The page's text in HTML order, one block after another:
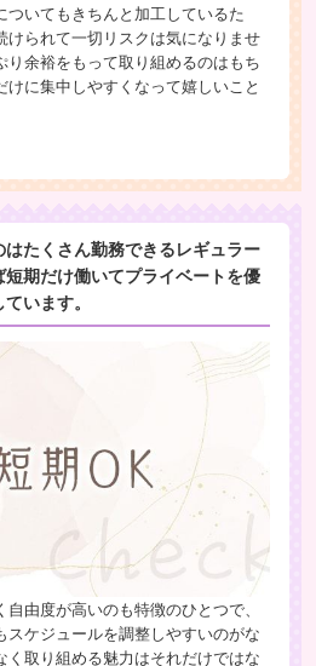
ついてもきちんと加工しているた
けられて一切リスクは気になりませ
り余裕をもって取り組めるのはもち
に集中しやすくなって嬉しいこと
はたくさん勤務できるレギュラー
期だけ働いてプライベートを優
います。
由度が高いのも特徴のひとつで、
スケジュールを調整しやすいのがな
く取り組める魅力はそれだけではな